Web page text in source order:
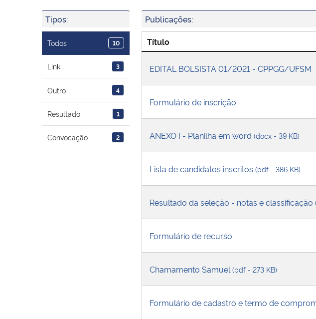
Tipos:
Todos 10
Link 3
Outro 4
Resultado 1
Convocação 2
Publicações:
Título
EDITAL BOLSISTA 01/2021 - CPPGG/UFSM
Formulário de inscrição
ANEXO I - Planilha em word (docx - 39 KB)
Lista de candidatos inscritos (pdf - 386 KB)
Resultado da seleção - notas e classificação
Formulário de recurso
Chamamento Samuel (pdf - 273 KB)
Formulário de cadastro e termo de